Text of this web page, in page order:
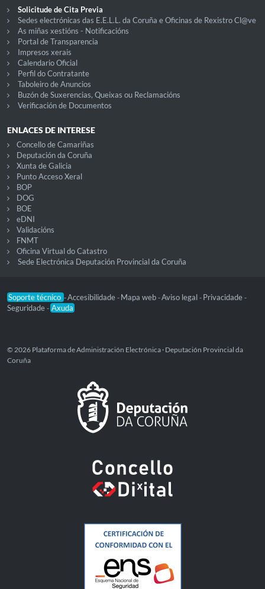
Solicitude de Cita Previa
Sedes electrónicas das E.E.L.L. da Coruña e Oficinas de Rexistro Cl@ve
As miñas xestións - Notificacións
Portal de Transparencia
Impresos xerais
Calendario Oficial
Perfil do Contratante
Taboleiro de Anuncios
Buzón de Suxerencias, Queixas ou Reclamacións
Verificación de Documentos
ENLACES DE INTERESE
Concello de Camariñas
Deputación da Coruña
Xunta de Galicia
Punto Acceso Xeral
BOP
DOG
BOE
eDNI
Validacións
FNMT
Oficina Virtual do Catastro
Sede Electrónica Deputación Provincial da Coruña
Soporte técnico -Accesibilidade - Mapa web -Aviso legal - Privacidade -
Seguridade - Axuda
© 2026 Plataforma de Administración Electrónica · Deputación Provincial da
Coruña